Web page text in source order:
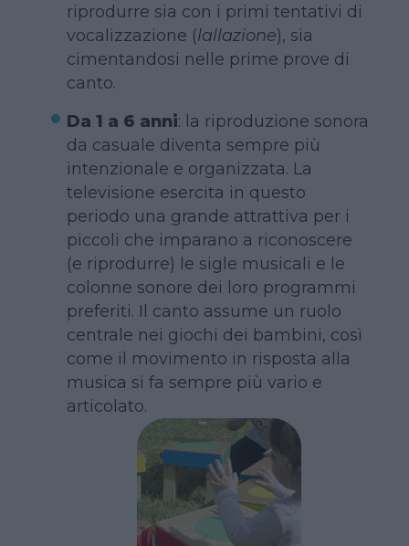
riprodurre sia con i primi tentativi di
vocalizzazione (lallazione), sia
cimentandosi nelle prime prove di
canto.
Da 1 a 6 anni: la riproduzione sonora
da casuale diventa sempre più
intenzionale e organizzata. La
televisione esercita in questo
periodo una grande attrattiva per i
piccoli che imparano a riconoscere
(e riprodurre) le sigle musicali e le
colonne sonore dei loro programmi
preferiti. Il canto assume un ruolo
centrale nei giochi dei bambini, così
come il movimento in risposta alla
musica si fa sempre più vario e
articolato.